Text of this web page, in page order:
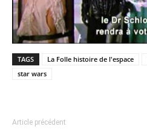
TAGS La Folle histoire de l'espace
star wars
Article précédent